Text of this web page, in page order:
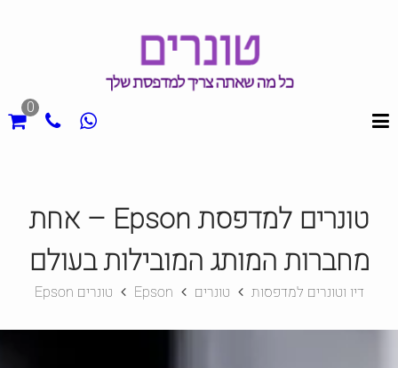
0
טונרים למדפסת Epson – אחת
מחברות המותג המובילות בעולם
דיו וטונרים למדפסות טונרים Epson טונרים Epson